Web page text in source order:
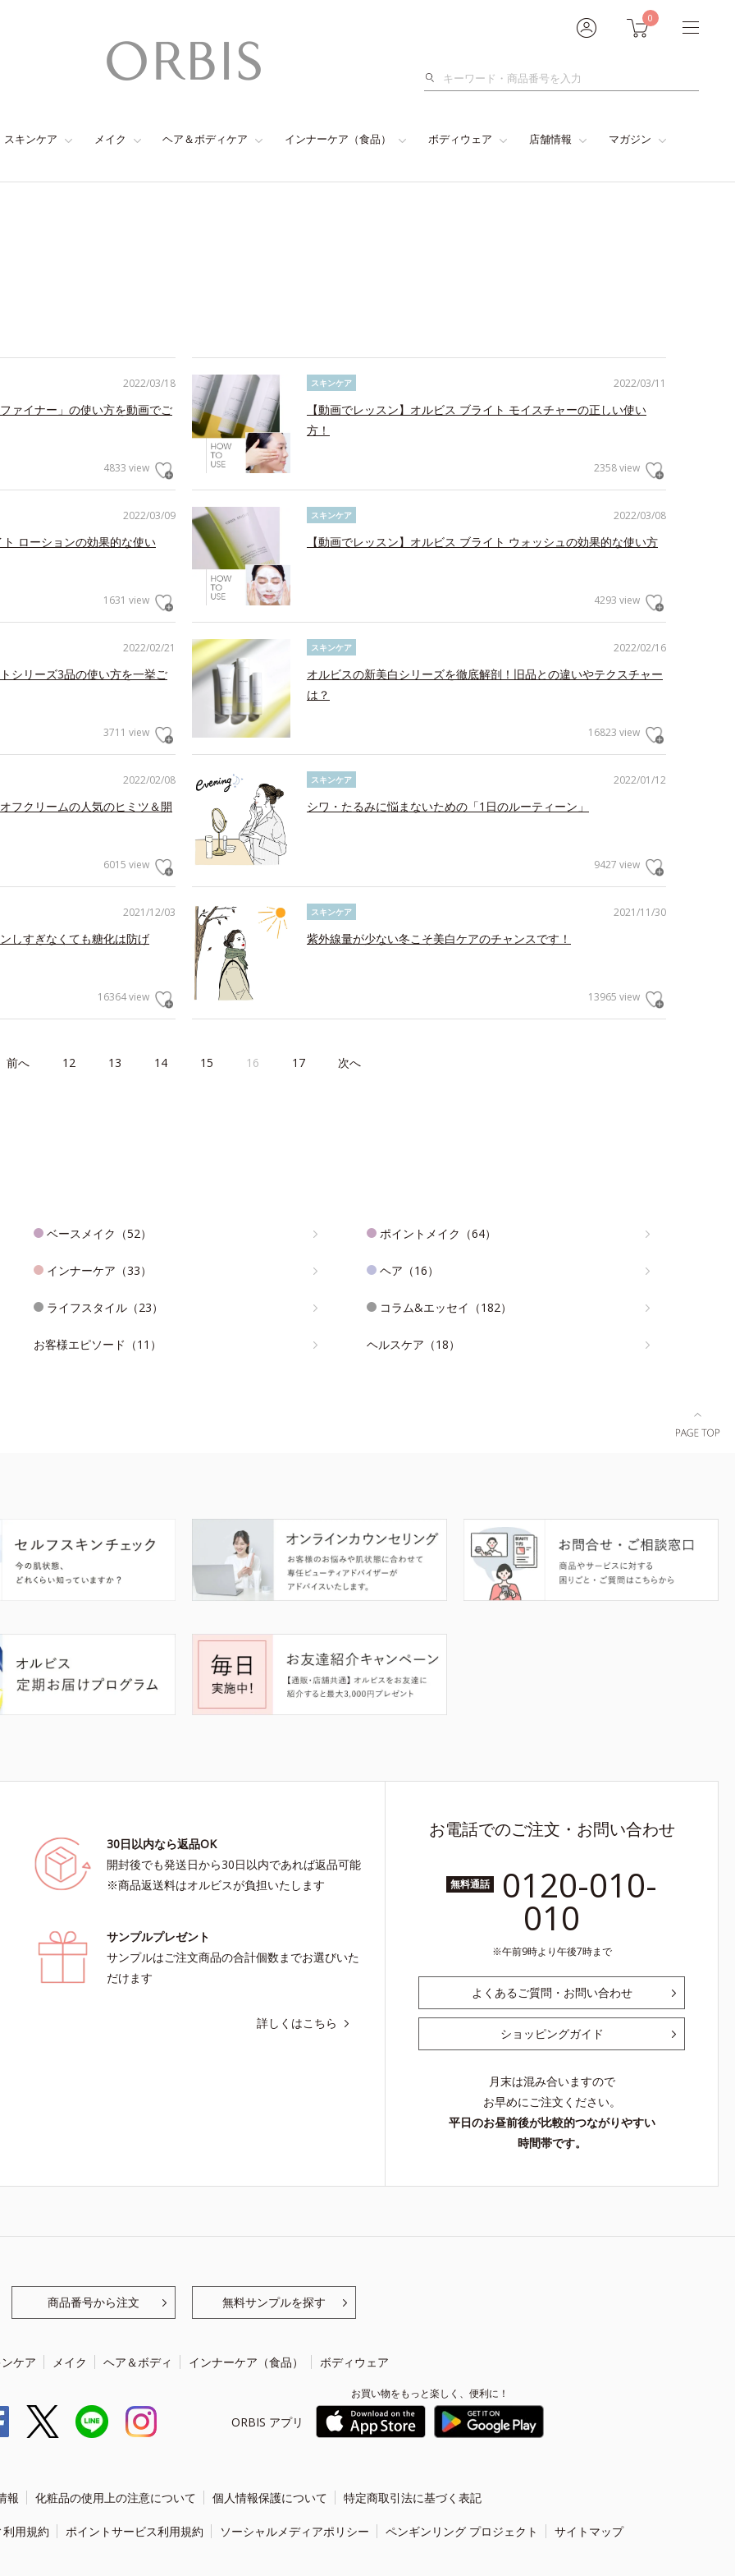
0
検
スキンケア メイク ヘア＆ボディケア インナーケア（食品） ボディウェア 店舗情報 マガジン
2022/03/18
ァイナー」の使い方を動画でご
4833 view
2022/03/11
スキンケア
【動画でレッスン】オルビス ブライト モイスチャーの正しい使い
方！
2358 view
2022/03/09
ローションの効果的な使い
1631 view
2022/03/08
スキンケア
【動画でレッスン】オルビス ブライト ウォッシュの効果的な使い方
4293 view
2022/02/21
シリーズ3品の使い方を一挙ご
3711 view
2022/02/16
スキンケア
オルビスの新美白シリーズを徹底解剖！旧品との違いやテクスチャー
は？
16823 view
2022/02/08
フクリームの人気のヒミツ＆開
6015 view
2022/01/12
スキンケア
シワ・たるみに悩まないための「1日のルーティーン」
9427 view
2021/12/03
しすぎなくても糖化は防げ
16364 view
2021/11/30
スキンケア
紫外線量が少ない冬こそ美白ケアのチャンスです！
13965 view
前へ 12 13 14 15 16 17 次へ
ベースメイク（52） ポイントメイク（64）
インナーケア（33） ヘア（16）
ライフスタイル（23） コラム&エッセイ（182）
お客様エピソード（11） ヘルスケア（18）
30日以内なら返品OK
開封後でも発送日から30日以内であれば返品可能
※商品返送料はオルビスが負担いたします
サンプルプレゼント
サンプルはご注文商品の合計個数までお選びいた
だけます
詳しくはこちら
お電話でのご注文・お問い合わせ
無料通話 0120-010-
010
午前9時より午後7時まで
よくあるご質問・お問い合わせ
ショッピングガイド
月末は混み合いますので
お早めにご注文ください。
平日のお昼前後が比較的つながりやすい
時間帯です。
商品番号から注文 無料サンプルを探す
ケア メイク ヘア＆ボディ インナーケア（食品） ボディウェア
ORBIS アプリ
お買い物をもっと楽しく、便利に！
報 化粧品の使用上の注意について 個人情報保護について 特定商取引法に基づく表記
用規約 ポイントサービス利用規約 ソーシャルメディアポリシー ペンギンリング プロジェクト サイトマップ